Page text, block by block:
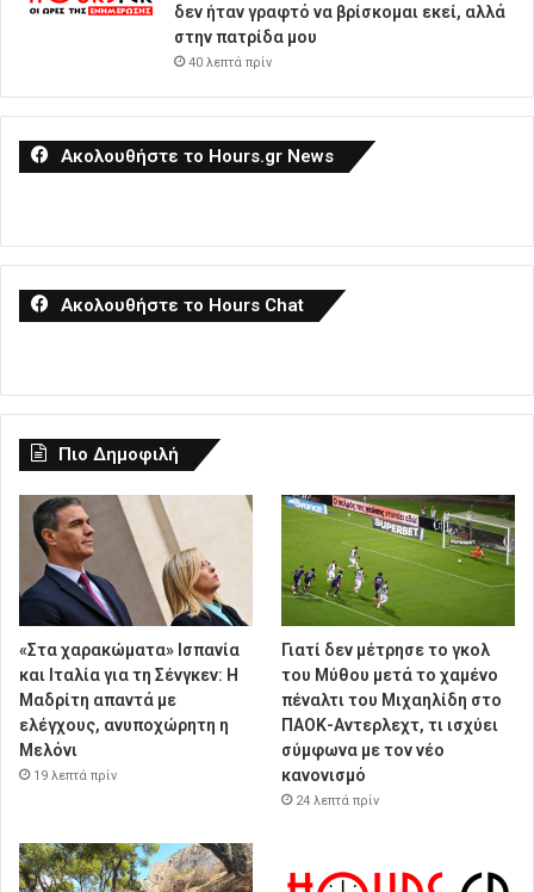
δεν ήταν γραφτό να βρίσκομαι εκεί, αλλά
στην πατρίδα μου
40 λεπτά πρίν
Ακολουθήστε το Hours.gr News
Ακολουθήστε το Hours Chat
Πιο Δημοφιλή
«Στα χαρακώματα» Ισπανία
και Ιταλία για τη Σένγκεν: Η
Μαδρίτη απαντά με
ελέγχους, ανυποχώρητη η
Μελόνι
19 λεπτά πρίν
Γιατί δεν μέτρησε το γκολ
του Μύθου μετά το χαμένο
πέναλτι του Μιχαηλίδη στο
ΠΑΟΚ-Αντερλεχτ, τι ισχύει
σύμφωνα με τον νέο
κανονισμό
24 λεπτά πρίν